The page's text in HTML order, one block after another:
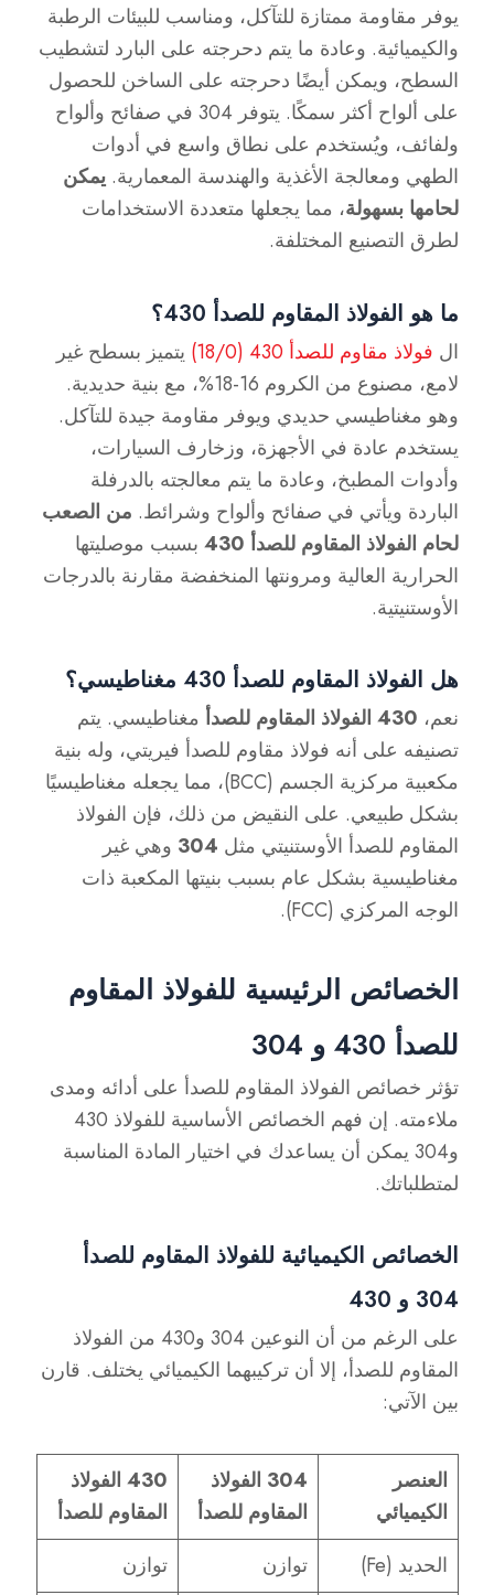
يوفر مقاومة ممتازة للتآكل، ومناسب للبيئات الرطبة
والكيميائية. وعادة ما يتم دحرجته على البارد لتشطيب
السطح، ويمكن أيضًا دحرجته على الساخن للحصول
على ألواح أكثر سمكًا. يتوفر 304 في صفائح وألواح
ولفائف، ويُستخدم على نطاق واسع في أدوات
الطهي ومعالجة الأغذية والهندسة المعمارية.يمكن
لحامها بسهولة، مما يجعلها متعددة الاستخدامات
لطرق التصنيع المختلفة.
ما هو الفولاذ المقاوم للصدأ 430؟
ال فولاذ مقاوم للصدأ 430 (18/0)
يتميز بسطح غير
لامع، مصنوع من الكروم 16-18%، مع بنية حديدية.
وهو مغناطيسي حديدي ويوفر مقاومة جيدة للتآكل.
يستخدم عادة في الأجهزة، وزخارف السيارات،
وأدوات المطبخ، وعادة ما يتم معالجته بالدرفلة
الباردة ويأتي في صفائح وألواح وشرائط. من الصعب
لحام الفولاذ المقاوم للصدأ 430
بسبب موصليتها
الحرارية العالية ومرونتها المنخفضة مقارنة بالدرجات
الأوستنيتية.
هل الفولاذ المقاوم للصدأ 430 مغناطيسي؟
نعم، 430 الفولاذ المقاوم للصدأ
مغناطيسي. يتم
تصنيفه على أنه فولاذ مقاوم للصدأ فيريتي، وله بنية
مكعبية مركزية الجسم (BCC)، مما يجعله مغناطيسيًا
بشكل طبيعي. على النقيض من ذلك، فإن الفولاذ
المقاوم للصدأ الأوستنيتي مثل 304 وهي غير
مغناطيسية بشكل عام بسبب بنيتها المكعبة ذات
الوجه المركزي (FCC).
الخصائص الرئيسية للفولاذ المقاوم
للصدأ 430 و 304
تؤثر خصائص الفولاذ المقاوم للصدأ على أدائه ومدى
ملاءمته. إن فهم الخصائص الأساسية للفولاذ 430
و304 يمكن أن يساعدك في اختيار المادة المناسبة
لمتطلباتك.
الخصائص الكيميائية للفولاذ المقاوم للصدأ
304 و 430
على الرغم من أن النوعين 304 و430 من الفولاذ
المقاوم للصدأ، إلا أن تركيبهما الكيميائي يختلف. قارن
بين الآتي:
العنصر
الكيميائي
304 الفولاذ
المقاوم للصدأ
430 الفولاذ
المقاوم للصدأ
الحديد (Fe)
توازن
توازن